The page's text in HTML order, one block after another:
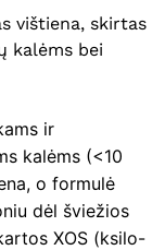
vištiena, skirtas
kalėms bei
ir
kalėms (<10
o formulė
dėl šviežios
XOS (ksilo-
vėl norėsiu